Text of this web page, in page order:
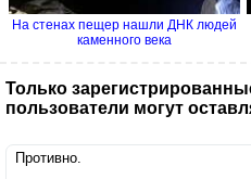
На стенах пещер нашли ДНК людей
каменного века
Только
пользователи могут
Противно.